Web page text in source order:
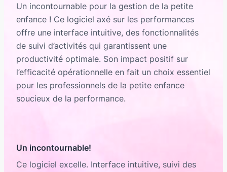
Un incontournable pour la gestion de la petite
enfance ! Ce logiciel axé sur les performances
offre une interface intuitive, des fonctionnalités
de suivi d’activités qui garantissent une
productivité optimale. Son impact positif sur
l’efficacité opérationnelle en fait un choix essentiel
pour les professionnels de la petite enfance
soucieux de la performance.
Un incontournable!
Ce logiciel excelle. Interface intuitive, suivi des